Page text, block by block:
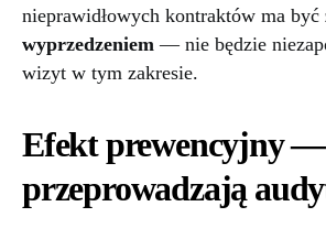
nieprawidłowych kontraktów ma być
wyprzedzeniem — nie będzie
wizyt w tym zakresie.
Efekt prewencyjny
przeprowadzają